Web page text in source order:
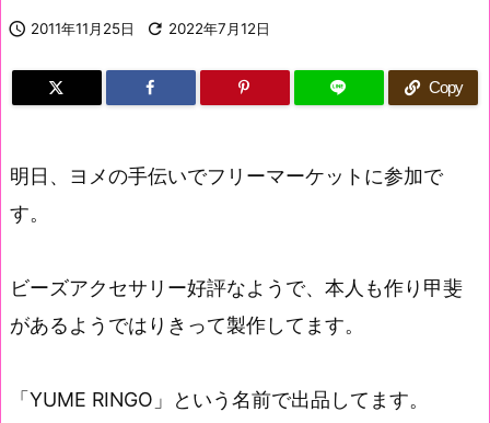
 2011年11月25日  2022年7月12日
Copy
明日、ヨメの手伝いでフリーマーケットに参加で
す。
ビーズアクセサリー好評なようで、本人も作り甲斐
があるようではりきって製作してます。
「YUME RINGO」という名前で出品してます。